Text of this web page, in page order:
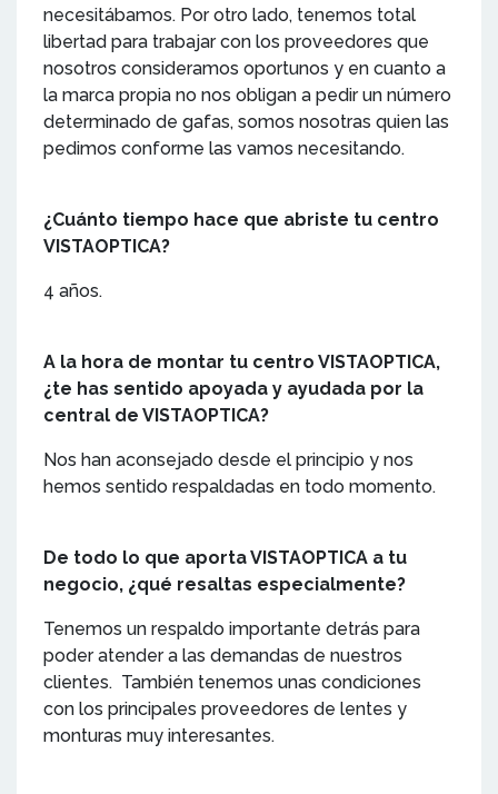
necesitábamos. Por otro lado, tenemos total
libertad para trabajar con los proveedores que
nosotros consideramos oportunos y en cuanto a
la marca propia no nos obligan a pedir un número
determinado de gafas, somos nosotras quien las
pedimos conforme las vamos necesitando.
¿Cuánto tiempo hace que abriste tu centro
VISTAOPTICA?
4 años.
A la hora de montar tu centro VISTAOPTICA,
¿te has sentido apoyada y ayudada por la
central de VISTAOPTICA?
Nos han aconsejado desde el principio y nos
hemos sentido respaldadas en todo momento.
De todo lo que aporta VISTAOPTICA a tu
negocio, ¿qué resaltas especialmente?
Tenemos un respaldo importante detrás para
poder atender a las demandas de nuestros
clientes. También tenemos unas condiciones
con los principales proveedores de lentes y
monturas muy interesantes.